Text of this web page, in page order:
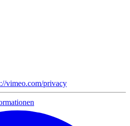
vimeo.com/privacy